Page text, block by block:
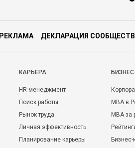
РЕКЛАМА ДЕКЛАРАЦИЯ
КАРЬЕРА
HR-менеджмент
Поиск работы
Рынок труда
Личная эффективность
Планирование карьеры
MBA в
MBA
Бизнес-